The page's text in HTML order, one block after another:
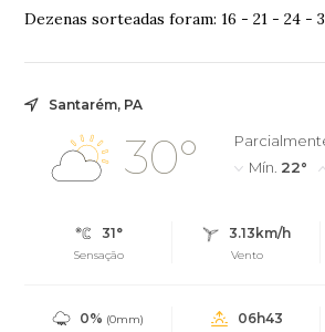
Dezenas sorteadas foram: 16 - 21 - 24 -
Santarém, PA
30°
Mín. 22°
31°
Sensação
3.13km/h
Vento
0% (0mm)
06h43